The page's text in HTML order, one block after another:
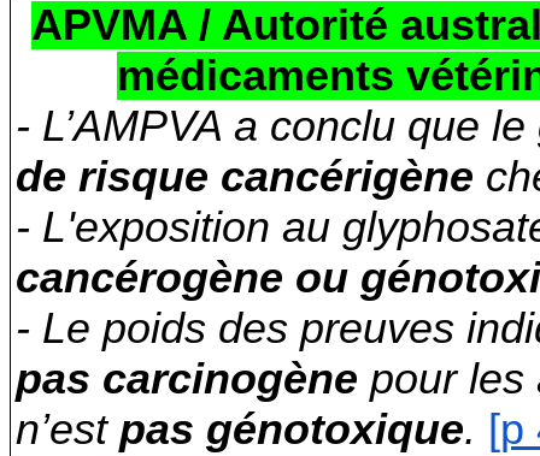
APVMA / Autorité
médicaments
- L’AMPVA a conclu que le
de risque cancérigène
- L'exposition au
cancérogène ou
- Le poids des preuves
pas carcinogène pour les
n’est pas génotoxique. [p